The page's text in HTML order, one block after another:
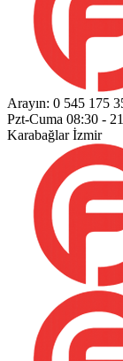
Arayın: 0 545 175
Pzt-Cuma 08:30 -
Karabağlar İzmir